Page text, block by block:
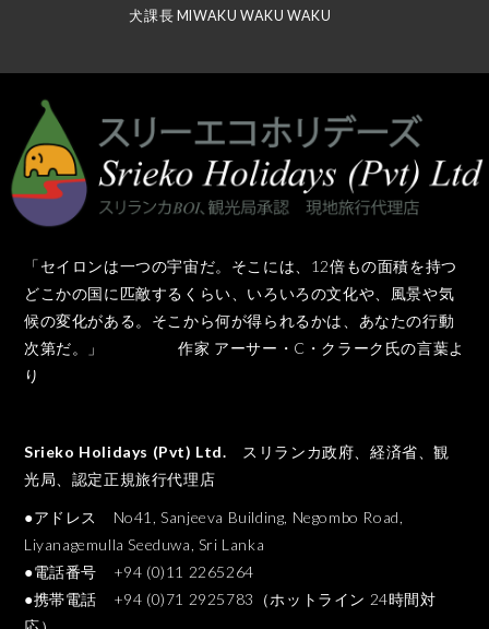
犬課長 MIWAKU WAKU WAKU
「セイロンは一つの宇宙だ。そこには、12倍もの面積を持つ
どこかの国に匹敵するくらい、いろいろの文化や、風景や気
候の変化がある。そこから何が得られるかは、あなたの行動
次第だ。」 作家 アーサー・C・クラーク氏の言葉よ
り
Srieko Holidays (Pvt) Ltd. スリランカ政府、経済省、観
光局、認定正規旅行代理店
●アドレス No41, Sanjeeva Building, Negombo Road,
Liyanagemulla Seeduwa, Sri Lanka
●電話番号 +94 (0)11 2265264
●携帯電話 +94 (0)71 2925783（ホットライン 24時間対